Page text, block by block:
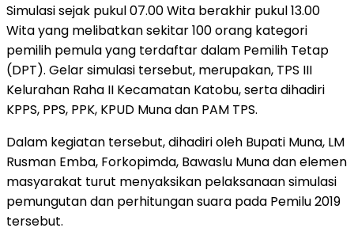
Simulasi sejak pukul 07.00 Wita berakhir pukul 13.00
Wita yang melibatkan sekitar 100 orang kategori
pemilih pemula yang terdaftar dalam Pemilih Tetap
(DPT). Gelar simulasi tersebut, merupakan, TPS III
Kelurahan Raha II Kecamatan Katobu, serta dihadiri
KPPS, PPS, PPK, KPUD Muna dan PAM TPS.
Dalam kegiatan tersebut, dihadiri oleh Bupati Muna, LM
Rusman Emba, Forkopimda, Bawaslu Muna dan elemen
masyarakat turut menyaksikan pelaksanaan simulasi
pemungutan dan perhitungan suara pada Pemilu 2019
tersebut.